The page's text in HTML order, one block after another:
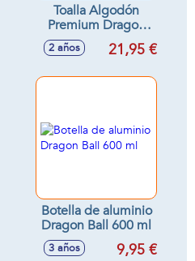
Toalla Algodón
Premium Dragon
Ball 70.0 X 140.0
2 años 21,95 €
Botella de aluminio
Dragon Ball 600 ml
3 años 9,95 €